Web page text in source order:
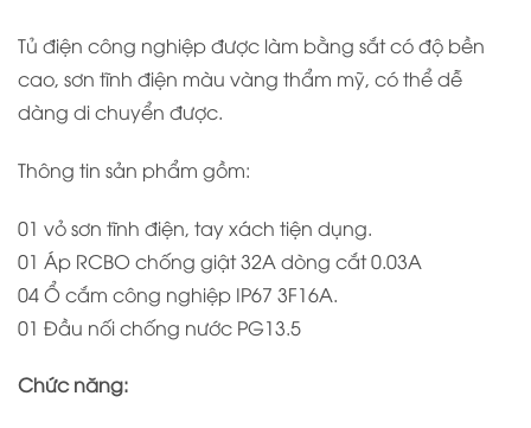
Tủ điện công nghiệp được làm bằng sắt có độ bền
cao, sơn tĩnh điện màu vàng thẩm mỹ, có thể dễ
dàng di chuyển được.
Thông tin sản phẩm gồm:
01 vỏ sơn tĩnh điện, tay xách tiện dụng.
01 Áp RCBO chống giật 32A dòng cắt 0.03A
04 Ổ cắm công nghiệp IP67 3F16A.
01 Đầu nối chống nước PG13.5
Chức năng: